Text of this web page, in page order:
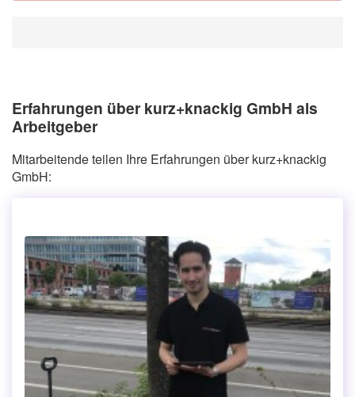
Erfahrungen über kurz+knackig GmbH als
Arbeitgeber
Mitarbeitende teilen Ihre Erfahrungen über kurz+knackig
GmbH: